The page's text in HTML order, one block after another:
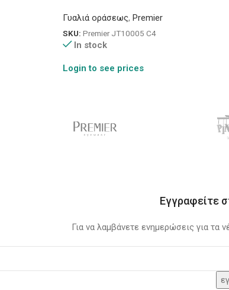
Γυαλιά οράσεως, Premier
SKU: Premier JT10005 C4
In stock
Login to see prices
Εγγραφείτε
Για να λαμβάνετε ενημερώσεις για τα